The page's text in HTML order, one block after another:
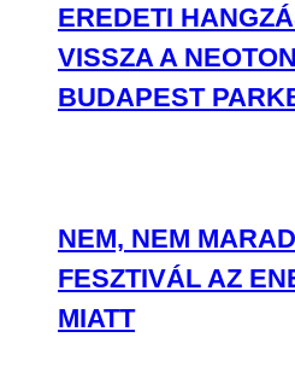
EREDETI
VISSZA A
BUDAPEST
NEM, NEM
FESZTIVÁL AZ
MIATT